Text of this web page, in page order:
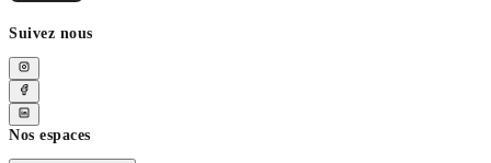
Suivez nous
Nos espaces